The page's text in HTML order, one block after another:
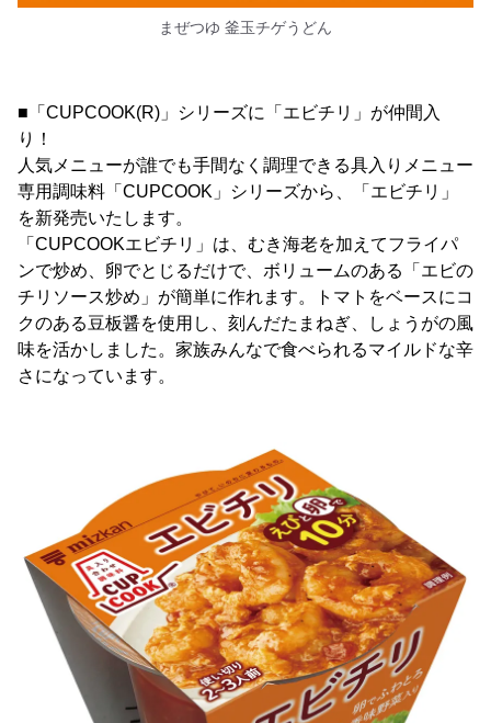
まぜつゆ 釜玉チゲうどん
■「CUPCOOK(R)」シリーズに「エビチリ」が仲間入
り！
人気メニューが誰でも手間なく調理できる具入りメニュー
専用調味料「CUPCOOK」シリーズから、「エビチリ」
を新発売いたします。
「CUPCOOKエビチリ」は、むき海老を加えてフライパ
ンで炒め、卵でとじるだけで、ボリュームのある「エビの
チリソース炒め」が簡単に作れます。トマトをベースにコ
クのある豆板醤を使用し、刻んだたまねぎ、しょうがの風
味を活かしました。家族みんなで食べられるマイルドな辛
さになっています。